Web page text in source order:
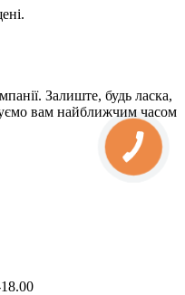
Залиште, будь ласка,
вам найближчим часом